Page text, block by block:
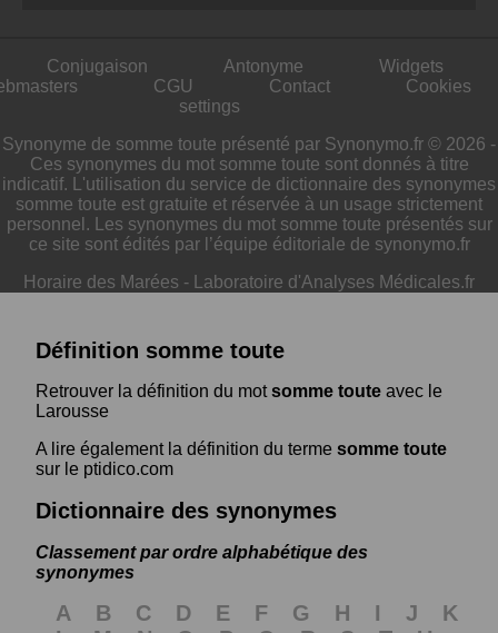
Conjugaison Antonyme
Widgets
CGU Contact
Cookies
settings
Synonyme de somme toute présenté par Synonymo.fr © 2026 -
Ces synonymes du mot somme toute sont donnés à titre
indicatif. L'utilisation du service de dictionnaire des synonymes
somme toute est gratuite et réservée à un usage strictement
personnel. Les synonymes du mot somme toute présentés sur
ce site sont édités par l’équipe éditoriale de synonymo.fr
Horaire des Marées - Laboratoire d'Analyses Médicales.fr
Définition somme toute
Retrouver la définition du motsomme toute avec le
Larousse
A lire également la définition du terme somme toute
sur le ptidico.com
Dictionnaire des synonymes
Classement par ordre alphabétique des
synonymes
A B C D E F G H I J
K